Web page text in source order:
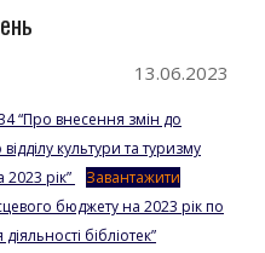
13.06.2023
“Про внесення змін до
культури та туризму
рік”
Завантажити
бюджету на 2023 рік по
бібліотек”